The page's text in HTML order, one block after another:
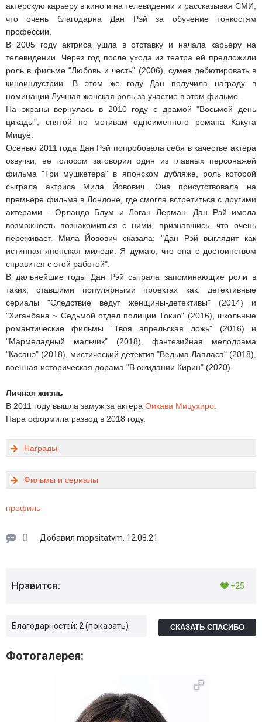
актерскую карьеру в кино и на телевидении и рассказывая СМИ,
что очень благодарна Дан Рэй за обучение тонкостям
профессии.
В 2005 году актриса ушла в отставку и начала карьеру на
телевидении. Через год после ухода из театра ей предложили
роль в фильме "Любовь и честь" (2006), сумев дебютировать в
киноиндустрии. В этом же году Дан получила награду в
номинации Лучшая женская роль за участие в этом фильме.
На экраны вернулась в 2010 году с драмой "Восьмой день
цикады", снятой по мотивам одноименного романа Какута
Мицуё.
Осенью 2011 года Дан Рэй попробовала себя в качестве актера
озвучки, ее голосом заговорил один из главных персонажей
фильма "Три мушкетера" в японском дубляже, роль которой
сыграла актриса Мила Йовович. Она присутствовала на
премьере фильма в Лондоне, где смогла встретиться с другими
актерами - Орландо Блум и Логан Лерман. Дан Рэй имела
возможность познакомиться с ними, признавшись, что очень
переживает. Мила Йовович сказала: "Дан Рэй выглядит как
истинная японская миледи. Я думаю, что она с достоинством
справится с этой работой".
В дальнейшие годы Дан Рэй сыграла запоминающие роли в
таких, ставшими популярными проектах как: детективные
сериалы "Следствие ведут женщины-детективы" (2014) и
"Хиганбана ~ Седьмой отдел полиции Токио" (2016), школьные
романтические фильмы "Твоя апрельская ложь" (2016) и
"Мармеладный мальчик" (2018), фэнтезийная мелодрама
"Касанэ" (2018), мистический детектив "Ведьма Лапласа" (2018),
военная историческая дорама "В ожидании Кирин" (2020).
Личная жизнь
В 2011 году вышла замуж за актера Оикава Мицухиро
Пара оформила развод в 2018 году.
Награды
Фильмы и сериалы
профиль
0 Добавил mopsitatvm, 12.08.21
Нравится: +25
Благодарностей: 2 показать СКАЗАТЬ СПАСИБО
Фотогалерея: